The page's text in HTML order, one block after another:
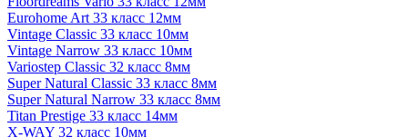
Eurohome Art 33 класс 12мм
Vintage Classic 33 класс 10мм
Vintage Narrow 33 класс 10мм
Variostep Classic 32 класс 8мм
Super Natural Classic 33 класс 8мм
Super Natural Narrow 33 класс 8мм
Titan Prestige 33 класс 14мм
X-WAY 32 класс 10мм